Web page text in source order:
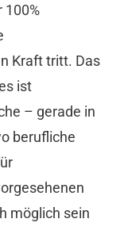
100%
Kraft tritt. Das
ist
– gerade in
berufliche
möglich sein